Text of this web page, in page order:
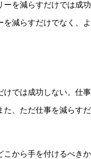
ーを減らすだけでは成
を減らすだけでなく、
では成功しない。仕
、ただ仕事を減らす
こから手を付けるべき